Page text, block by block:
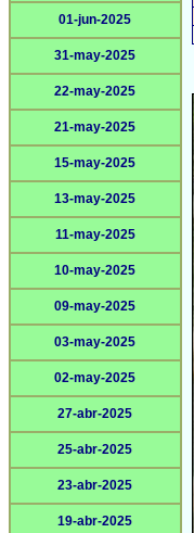
01-jun-2025
31-may-2025
22-may-2025
21-may-2025
15-may-2025
13-may-2025
11-may-2025
10-may-2025
09-may-2025
03-may-2025
02-may-2025
27-abr-2025
25-abr-2025
23-abr-2025
19-abr-2025